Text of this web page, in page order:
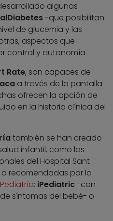
algunas
-que posibilitan
de glucemia y las
aspectos que
control y autonomía.
Rate, son capaces de
a través de la pantalla
ofrecen la opción de
en la historia clínica del
también se han creado
infantil, como las
del Hospital Sant
recomendadas por la
: iPediatric-con
síntomas del bebé- o